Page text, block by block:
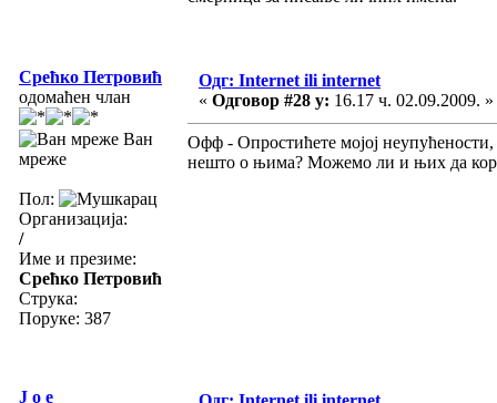
Срећко Петровић
одомаћен члан
Ван
мреже
Пол:
Организација:
/
Име и презиме:
Срећко Петровић
Струка:
Поруке: 387
Одг: Internet ili internet
« Одговор #28 у: 16.17 ч. 02.09.2009. »
Офф - Опростићете мојој
нешто о њима? Можемо ли и њих да
J o e